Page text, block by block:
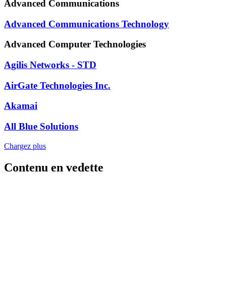
Advanced Communications
Advanced Communications Technology
Advanced Computer Technologies
Agilis Networks - STD
AirGate Technologies Inc.
Akamai
All Blue Solutions
Chargez plus
Contenu en vedette